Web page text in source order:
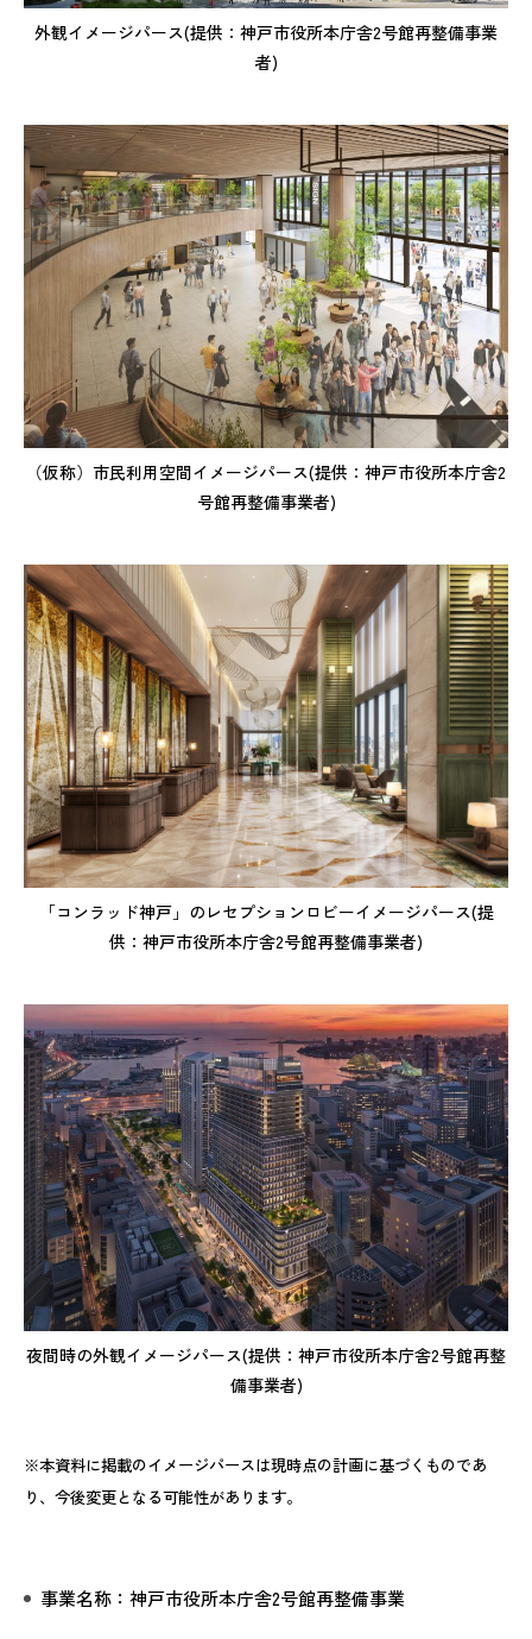
外観イメージパース(提供：神戸市役所本庁舎2号館再整備事業
者)
（仮称）市民利用空間イメージパース(提供：神戸市役所本庁舎2
号館再整備事業者)
「コンラッド神戸」のレセプションロビーイメージパース(提
供：神戸市役所本庁舎2号館再整備事業者)
夜間時の外観イメージパース(提供：神戸市役所本庁舎2号館再整
備事業者)
※本資料に掲載のイメージパースは現時点の計画に基づくものであ
り、今後変更となる可能性があります。
事業名称：神戸市役所本庁舎2号館再整備事業